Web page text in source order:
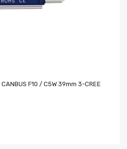
F10 / C5W 39mm 3-CREE